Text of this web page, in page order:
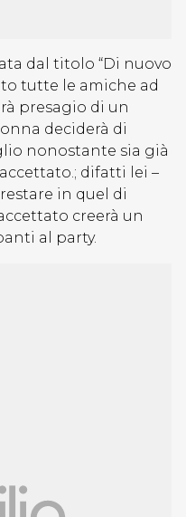
dal titolo “Di nuovo
tutte le amiche ad
presagio di un
deciderà di
nonostante sia già
difatti lei –
in quel di
creerà un
al party.